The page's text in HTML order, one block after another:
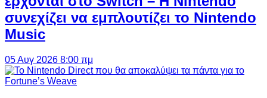
συνεχίζει να εμπλουτίζει το Nintendo
Music
05 Αυγ 2026 8:00 πμ